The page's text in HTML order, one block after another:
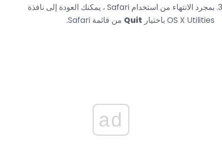
بمجرد الانتهاء من استخدام Safari ، يمكنك العودة إلى نافذة
OS X Utilities باختيار
Quit من قائمة Safari.
ad